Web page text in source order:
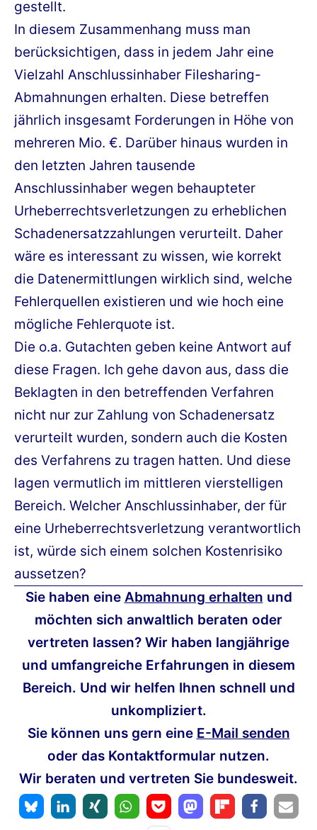
gestellt.
In diesem Zusammenhang muss man
berücksichtigen, dass in jedem Jahr eine
Vielzahl Anschlussinhaber Filesharing-
Abmahnungen erhalten. Diese betreffen
jährlich insgesamt Forderungen in Höhe von
mehreren Mio. €. Darüber hinaus wurden in
den letzten Jahren tausende
Anschlussinhaber wegen behaupteter
Urheberrechtsverletzungen zu erheblichen
Schadenersatzzahlungen verurteilt. Daher
wäre es interessant zu wissen, wie korrekt
die Datenermittlungen wirklich sind, welche
Fehlerquellen existieren und wie hoch eine
mögliche Fehlerquote ist.
Die o.a. Gutachten geben keine Antwort auf
diese Fragen. Ich gehe davon aus, dass die
Beklagten in den betreffenden Verfahren
nicht nur zur Zahlung von Schadenersatz
verurteilt wurden, sondern auch die Kosten
des Verfahrens zu tragen hatten. Und diese
lagen vermutlich im mittleren vierstelligen
Bereich. Welcher Anschlussinhaber, der für
eine Urheberrechtsverletzung verantwortlich
ist, würde sich einem solchen Kostenrisiko
aussetzen?
Sie haben eine Abmahnung erhalten und
möchten sich anwaltlich beraten oder
vertreten lassen? Wir haben langjährige
und umfangreiche Erfahrungen in diesem
Bereich. Und wir helfen Ihnen schnell und
unkompliziert.
Sie können uns gern eine E-Mail senden
oder das Kontaktformular nutzen.
Wir beraten und vertreten Sie bundesweit.